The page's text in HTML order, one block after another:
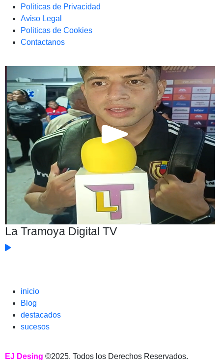
Politicas de Privacidad
Aviso Legal
Politicas de Cookies
Contactanos
La Tramoya Digital TV
inicio
Blog
destacados
sucesos
EJ Desing ©2025. Todos los Derechos Reservados.